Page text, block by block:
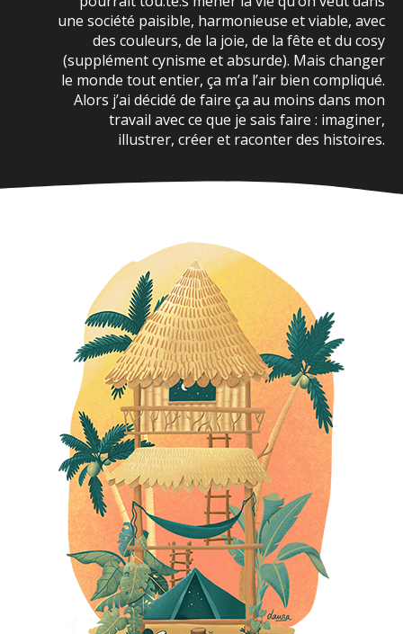
une société paisible, harmonieuse et viable, avec
des couleurs, de la joie, de la fête et du cosy
(supplément cynisme et absurde). Mais changer
le monde tout entier, ça m’a l’air bien compliqué.
Alors j’ai décidé de faire ça au moins dans mon
travail avec ce que je sais faire : imaginer,
illustrer, créer et raconter des histoires.